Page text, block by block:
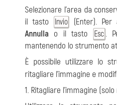
Selezionare l'area da
il tasto
Invio
(Enter). Per
Annulla o il tasto Esc .
mantenendo lo strumento
È possibile utilizzare lo
ritagliare l'immagine e
1. Ritagliare l'immagine